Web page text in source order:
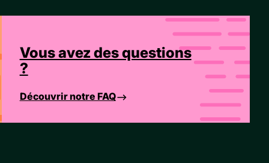
Vous avez des questions
?
Découvrir notre FAQ